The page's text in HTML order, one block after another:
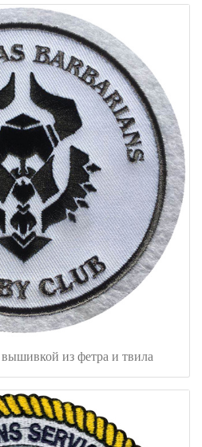
из фетра и твила